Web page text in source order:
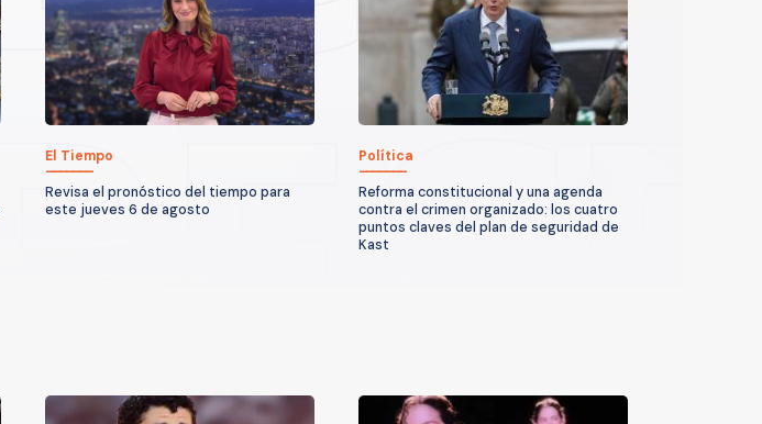
El Tiempo
Revisa el pronóstico del tiempo para
este jueves 6 de agosto
Política
Reforma constitucional y una agenda
contra el crimen organizado: los cuatro
puntos claves del plan de seguridad de
Kast